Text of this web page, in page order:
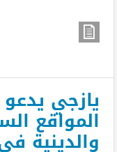
يازجي
المواقع
والدينية